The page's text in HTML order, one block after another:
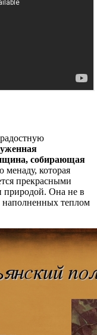
собирающая
которая
прекрасными
природой. Она не в
наполненных теплом